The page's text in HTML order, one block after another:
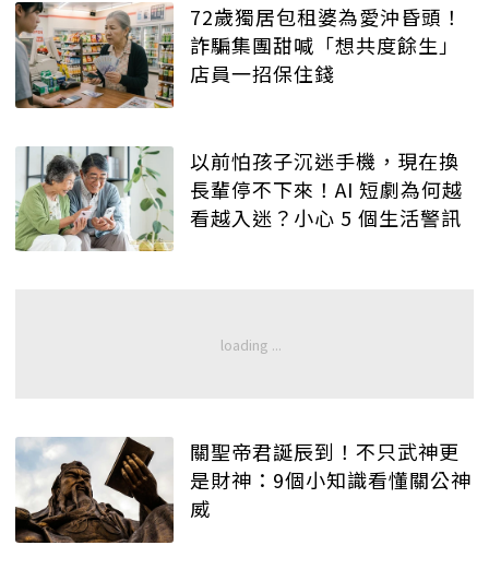
72歲獨居包租婆為愛沖昏頭！
詐騙集團甜喊「想共度餘生」
店員一招保住錢
以前怕孩子沉迷手機，現在換
長輩停不下來！AI 短劇為何越
看越入迷？小心 5 個生活警訊
關聖帝君誕辰到！不只武神更
是財神：9個小知識看懂關公神
威